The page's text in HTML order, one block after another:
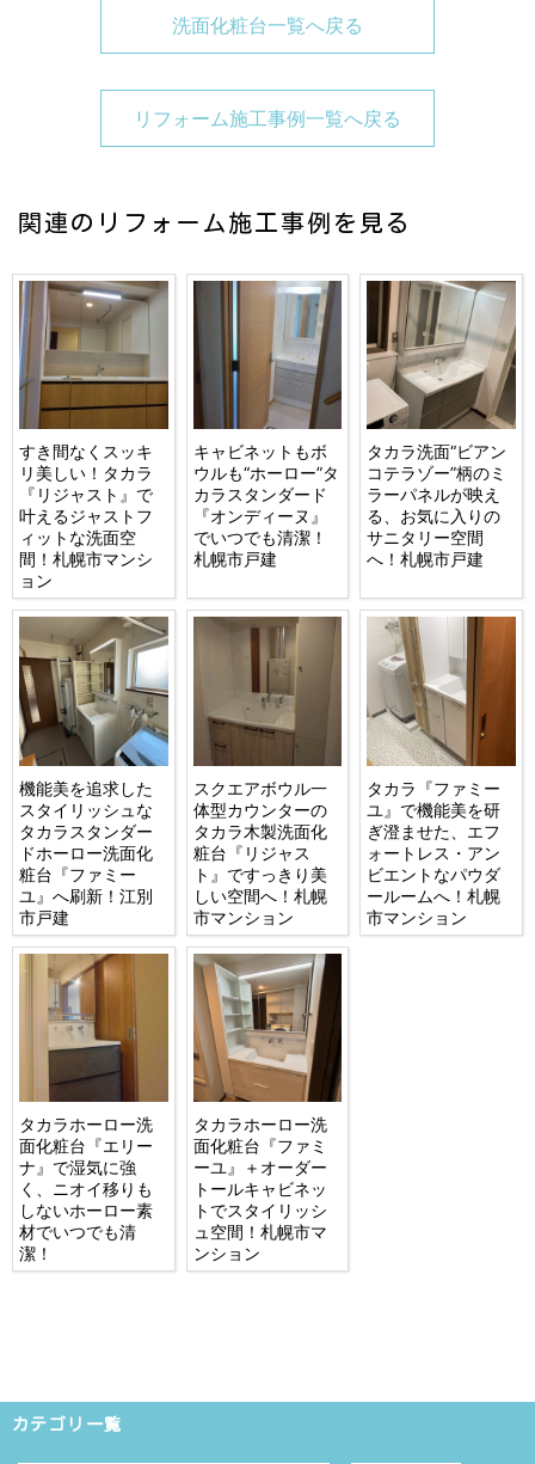
洗面化粧台一覧へ戻る
リフォーム施工事例一覧へ戻る
関連のリフォーム施工事例を見る
すき間なくスッキ
リ美しい！タカラ
『リジャスト』で
叶えるジャストフ
ィットな洗面空
間！札幌市マンシ
ョン
キャビネットもボ
ウルも“ホーロー”タ
カラスタンダード
『オンディーヌ』
でいつでも清潔！
札幌市戸建
タカラ洗面“ビアン
コテラゾー”柄のミ
ラーパネルが映え
る、お気に入りの
サニタリー空間
へ！札幌市戸建
機能美を追求した
スタイリッシュな
タカラスタンダー
ドホーロー洗面化
粧台『ファミー
ユ』へ刷新！江別
市戸建
スクエアボウル一
体型カウンターの
タカラ木製洗面化
粧台『リジャス
ト』ですっきり美
しい空間へ！札幌
市マンション
タカラ『ファミー
ユ』で機能美を研
ぎ澄ませた、エフ
ォートレス・アン
ビエントなパウダ
ールームへ！札幌
市マンション
タカラホーロー洗
面化粧台『エリー
ナ』で湿気に強
く、ニオイ移りも
しないホーロー素
材でいつでも清
潔！
タカラホーロー洗
面化粧台『ファミ
ーユ』＋オーダー
トールキャビネッ
トでスタイリッシ
ュ空間！札幌市マ
ンション
カテゴリ一覧